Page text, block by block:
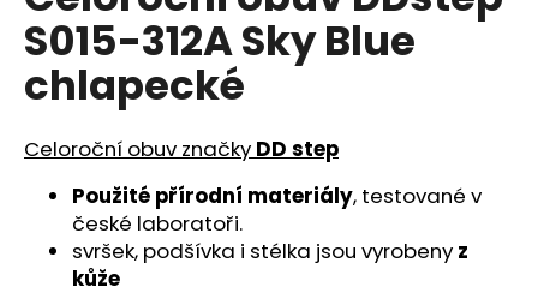
0,0
z
5
hvězdiček.
S015-312A Sky Blue
chlapecké
Celoroční obuv značky DD step
Použité přírodní materiály, testované v
české laboratoři.
svršek, podšívka i stélka jsou vyrobeny z
kůže
a
j
í
?